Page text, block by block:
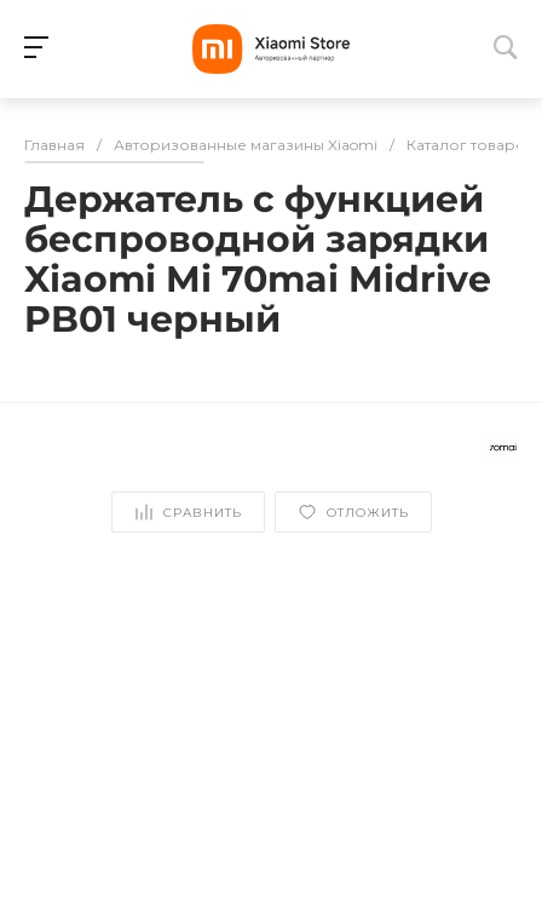
Разбейте
оплатуна части
без переплат
Главная / Авторизованные магазины Xiaomi / Каталог товаров
Держатель с функцией
беспроводной зарядки
Xiaomi Mi 70mai Midrive
PB01 черный
СРАВНИТЬ ОТЛОЖИТЬ